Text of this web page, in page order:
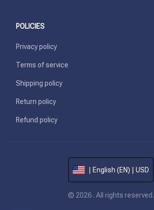
POLICIES
Privacy policy
Terms of service
Shipping policy
Return policy
Refund policy
| English (EN) | USD
© 2026 . All rights reserved.